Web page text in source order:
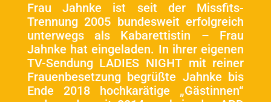
Frau Jahnke ist seit der Missfits-
Trennung 2005 bundesweit erfolgreich
unterwegs als Kabarettistin – Frau
Jahnke hat eingeladen. In ihrer eigenen
TV-Sendung LADIES NIGHT mit reiner
Frauenbesetzung begrüßte Jahnke bis
Ende 2018 hochkarätige „Gästinnen“